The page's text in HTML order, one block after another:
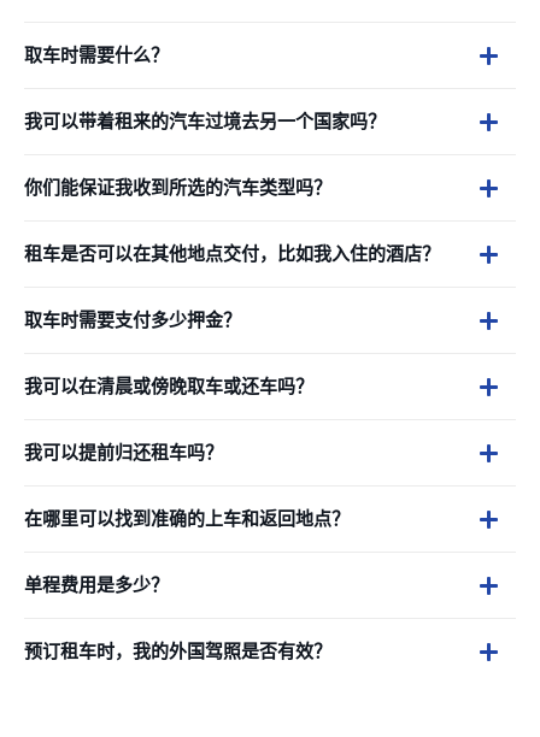
取车时需要什么？
我可以带着租来的汽车过境去另一个国家吗？
你们能保证我收到所选的汽车类型吗？
租车是否可以在其他地点交付，比如我入住的酒店？
取车时需要支付多少押金？
我可以在清晨或傍晚取车或还车吗？
我可以提前归还租车吗？
在哪里可以找到准确的上车和返回地点？
单程费用是多少？
预订租车时，我的外国驾照是否有效？